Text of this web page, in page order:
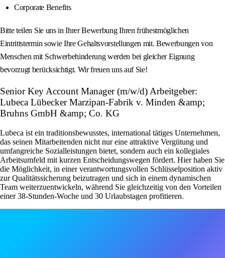
Corporate Benefits
Bitte teilen Sie uns in Ihrer Bewerbung Ihren frühestmöglichen
Eintrittstermin sowie Ihre Gehaltsvorstellungen mit. Bewerbungen von
Menschen mit Schwerbehinderung werden bei gleicher Eignung
bevorzugt berücksichtigt. Wir freuen uns auf Sie!
Senior Key Account Manager (m/w/d) Arbeitgeber:
Lubeca Lübecker Marzipan-Fabrik v. Minden &amp;
Bruhns GmbH &amp; Co. KG
Lubeca ist ein traditionsbewusstes, international tätiges Unternehmen,
das seinen Mitarbeitenden nicht nur eine attraktive Vergütung und
umfangreiche Sozialleistungen bietet, sondern auch ein kollegiales
Arbeitsumfeld mit kurzen Entscheidungswegen fördert. Hier haben Sie
die Möglichkeit, in einer verantwortungsvollen Schlüsselposition aktiv
zur Qualitätssicherung beizutragen und sich in einem dynamischen
Team weiterzuentwickeln, während Sie gleichzeitig von den Vorteilen
einer 38-Stunden-Woche und 30 Urlaubstagen profitieren.